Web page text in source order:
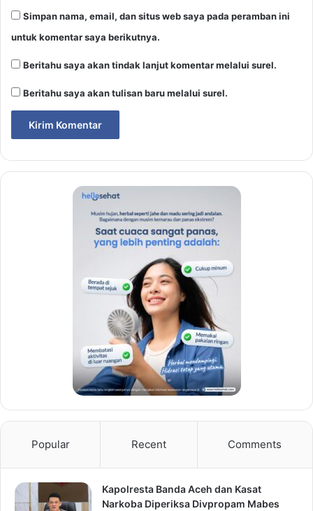
Simpan nama, email, dan situs web saya pada peramban ini
untuk komentar saya berikutnya.
Beritahu saya akan tindak lanjut komentar melalui surel.
Beritahu saya akan tulisan baru melalui surel.
Popular Recent Comments
Kapolresta Banda Aceh dan Kasat
Narkoba Diperiksa Divpropam Mabes